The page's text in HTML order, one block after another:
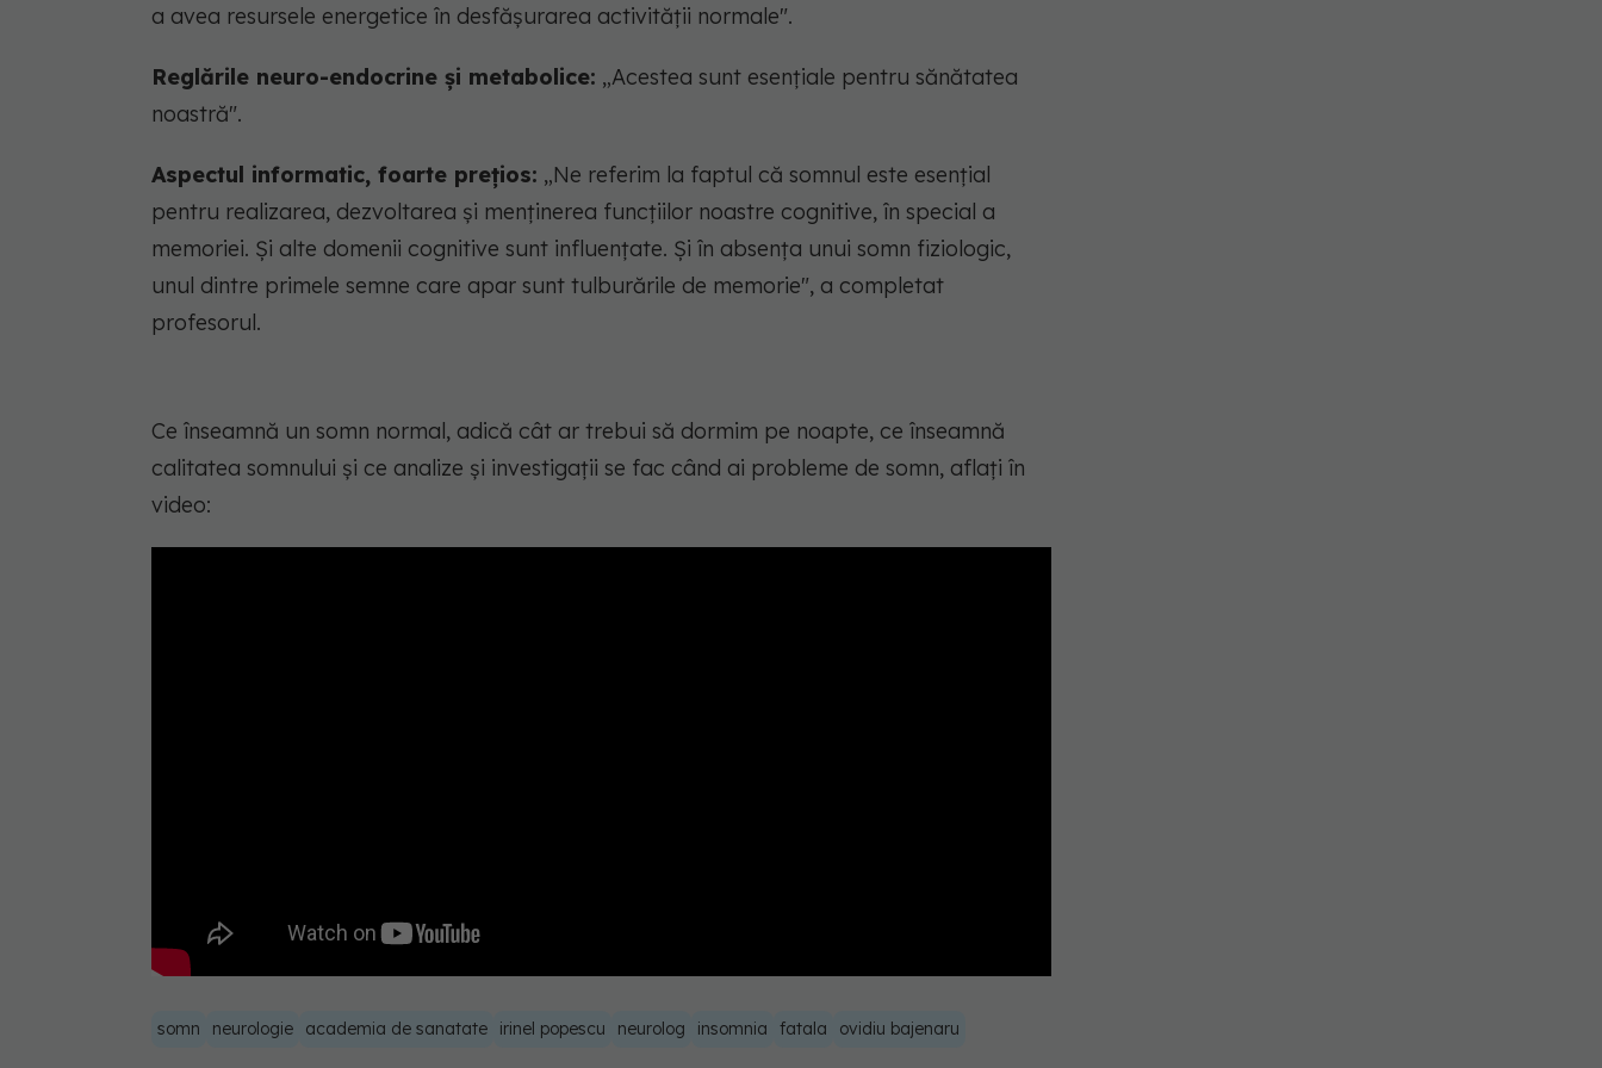
a avea resursele energetice în desfășurarea activității normale".
Reglările neuro-endocrine și metabolice: „Acestea sunt esențiale pentru sănătatea
noastră".
Aspectul informatic, foarte prețios: „Ne referim la faptul că somnul este esențial
pentru realizarea, dezvoltarea și menținerea funcțiilor noastre cognitive, în special a
memoriei. Și alte domenii cognitive sunt influențate. Și în absența unui somn fiziologic,
unul dintre primele semne care apar sunt tulburările de memorie", a completat
profesorul.
Ce înseamnă un somn normal, adică cât ar trebui să dormim pe noapte, ce înseamnă
calitatea somnului și ce analize și investigații se fac când ai probleme de somn, aflați în
video:
somn neurologie academia de sanatate irinel popescu neurolog insomnia fatala ovidiu bajenaru